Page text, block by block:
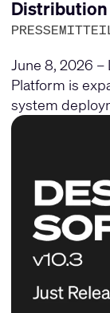
Distribution
June 8, 2026 –
Platform is
system